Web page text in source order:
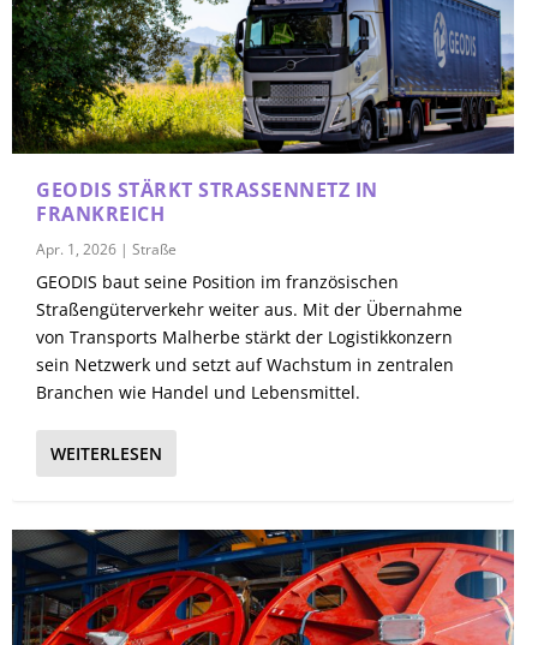
GEODIS STÄRKT STRASSENNETZ IN F
RANKREICH
Apr. 1, 2026 |Straße
GEODIS baut seine Position im französischen
Straßengüterverkehr weiter aus. Mit der Übernahme
von Transports Malherbe stärkt der Logistikkonzern
sein Netzwerk und setzt auf Wachstum in zentralen
Branchen wie Handel und Lebensmittel.
WEITERLESEN